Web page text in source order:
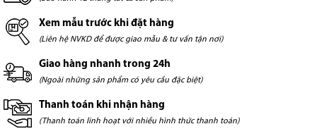
Xem mẫu trước khi đặt hàng
(Liên hệ NVKD để được giao mẫu & tư vấn tận nơi)
Giao hàng nhanh trong 24h
(Ngoài những sản phẩm có yêu cầu đặc biệt)
Thanh toán khi nhận hàng
(Thanh toán linh hoạt với nhiều hình thức thanh toán)